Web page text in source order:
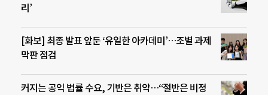
리’
[화보] 최종 발표 앞둔 ‘유일한 아카데미’…조별 과제
막판 점검
커지는 공익 법률 수요, 기반은 취약…“절반은 비정